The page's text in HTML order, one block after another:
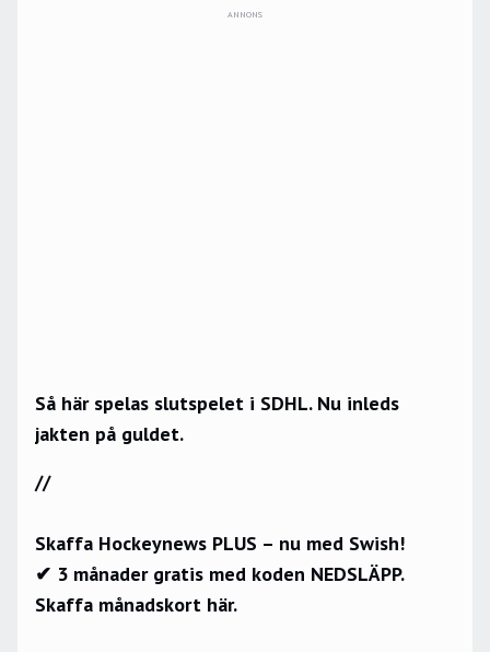
ANNONS
Så här spelas slutspelet i SDHL. Nu inleds
jakten på guldet.
//
Skaffa Hockeynews PLUS – nu med Swish!
✔ 3 månader gratis med koden NEDSLÄPP.
Skaffa månadskort här.